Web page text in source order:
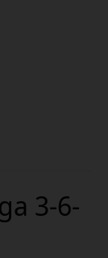
3-6-